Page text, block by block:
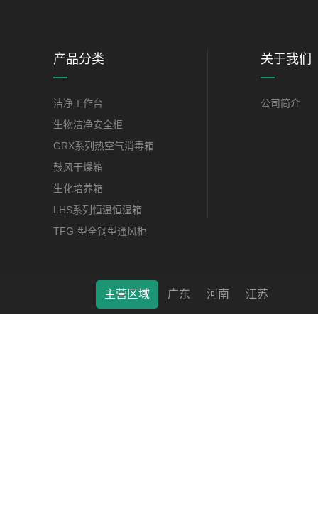
产品分类
洁净工作台
生物洁净安全柜
GRX系列热空气消毒箱
鼓风干燥箱
生化培养箱
LHS系列恒温恒湿箱
TFG-型全钢型通风柜
关于我们
公司简介
莱特（南通）科学仪器有限公司 © 2022 版权所有 备案号
主营区域 广东 河南 江苏